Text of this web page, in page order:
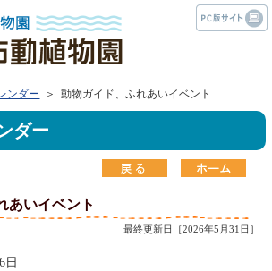
ンダー ＞ 動物ガイド、ふれあいイベント
ダー
あいイベント
最終更新日［2026年5月31日］
日